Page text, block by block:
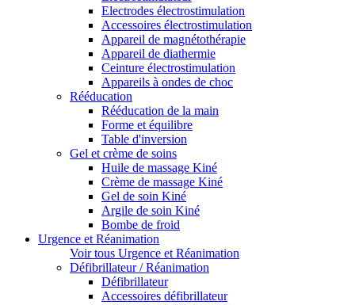
Electrodes électrostimulation
Accessoires électrostimulation
Appareil de magnétothérapie
Appareil de diathermie
Ceinture électrostimulation
Appareils à ondes de choc
Rééducation
Rééducation de la main
Forme et équilibre
Table d'inversion
Gel et crème de soins
Huile de massage Kiné
Crème de massage Kiné
Gel de soin Kiné
Argile de soin Kiné
Bombe de froid
Urgence et Réanimation
Voir tous Urgence et Réanimation
Défibrillateur / Réanimation
Défibrillateur
Accessoires défibrillateur